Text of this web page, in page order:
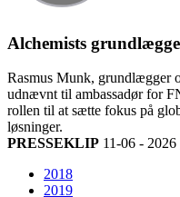
Alchemists
Rasmus Munk, grundlægger
udnævnt til ambassadør for
rollen til at sætte fokus på
løsninger.
PRESSEKLIP 11-06 - 2026
2018
2019